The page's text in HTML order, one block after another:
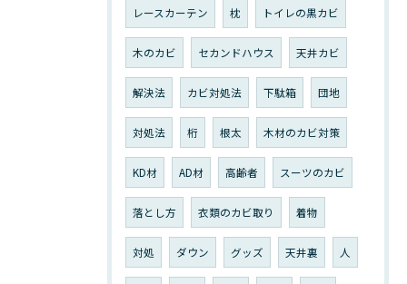
レースカーテン 枕 トイレの黒カビ
木のカビ セカンドハウス 天井カビ
解決法 カビ対処法 下駄箱 団地
対処法 桁 根太 木材のカビ対策
KD材 AD材 高齢者 スーツのカビ
落とし方 衣類のカビ取り 着物
対処 ダウン グッズ 天井裏 人